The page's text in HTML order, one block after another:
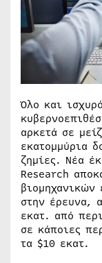
Όλο και
αρκετά σε
εκατομμύρια
ζημίες. Νέα
Research
βιομηχανικών
στην έρευνα,
εκατ. από
σε κάποιες
τα $10 εκατ.